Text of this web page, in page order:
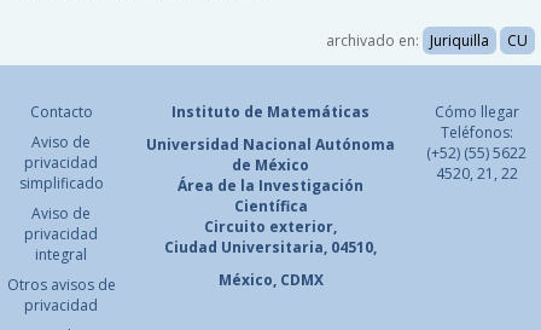
archivado en: Juriquilla CU
Contacto
Aviso de
privacidad
simplificado
Aviso de
privacidad
integral
Otros avisos de
privacidad
Instituto de Matemáticas
Universidad Nacional Autónoma
de México
Área de la Investigación
Científica
Circuito exterior,
Ciudad Universitaria, 04510,
México, CDMX
Cómo llegar
Teléfonos:
(+52) (55) 5622
4520, 21, 22